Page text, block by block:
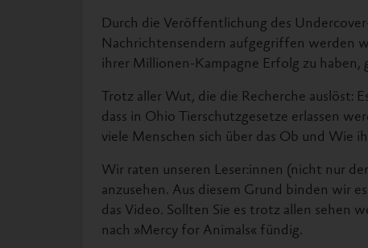
Durch die Veröffentlichung des
Nachrichtensendern aufgegriffen werden
ihrer Millionen-Kampagne Erfolg zu haben,
Trotz aller Wut, die die Recherche auslöst:
dass in Ohio Tierschutzgesetze erlassen
viele Menschen sich über das Ob und Wie
Wir raten unseren Leser:innen (nicht nur
anzusehen. Aus diesem Grund binden wir
das Video. Sollten Sie es trotz allen sehen
nach »Mercy for Animals« fündig.